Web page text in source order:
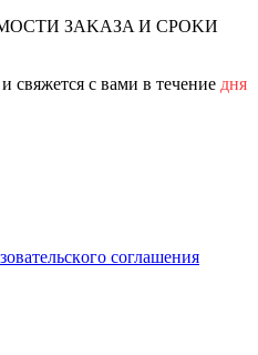
ЗAKAЗA И CPOKИ
cвяжeтcя c вaми в тeчeниe дня
coглaшeния